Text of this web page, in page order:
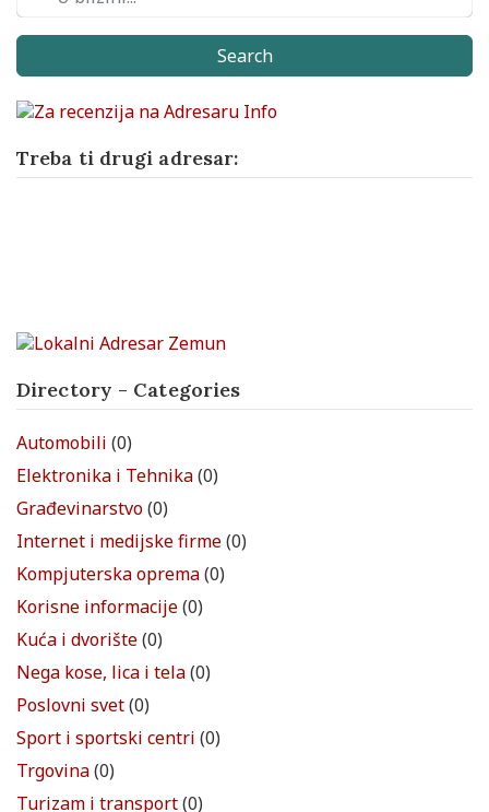
Search
Treba ti drugi adresar:
Directory - Categories
Automobili (0)
Elektronika i Tehnika(0)
Građevinarstvo(0)
Internet i medijske firme(0)
Kompjuterska oprema(0)
Korisne informacije(0)
Kuća i dvorište(0)
Nega kose, lica i tela(0)
Poslovni svet(0)
Sport i sportski centri (0)
Trgovina(0)
Turizam i transport(0)